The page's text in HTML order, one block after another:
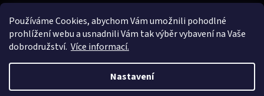
Používáme Cookies, abychom Vámumožnili pohodlné
prohlížení webu a usnadnili Vám tak výběr vybavení na Vaše
dobrodružství. Více informací.
Nastavení
Vytvořil Shoptet
&BEOM.cz